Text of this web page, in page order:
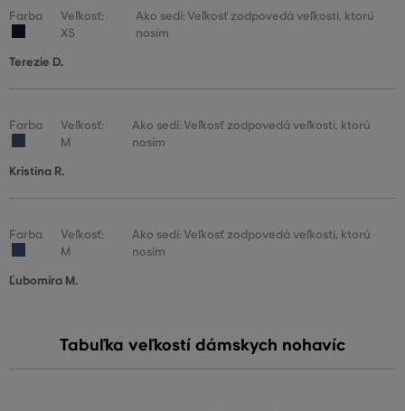
Farba
Veľkosť:
XS
Ako sedí: Veľkosť zodpovedá veľkosti, ktorú
nosím
Terezie D.
Farba
Veľkosť:
M
Ako sedí: Veľkosť zodpovedá veľkosti, ktorú
nosím
Kristina R.
Farba
Veľkosť:
M
Ako sedí: Veľkosť zodpovedá veľkosti, ktorú
nosím
Ľubomíra M.
Tabuľka veľkostí dámskych nohavíc